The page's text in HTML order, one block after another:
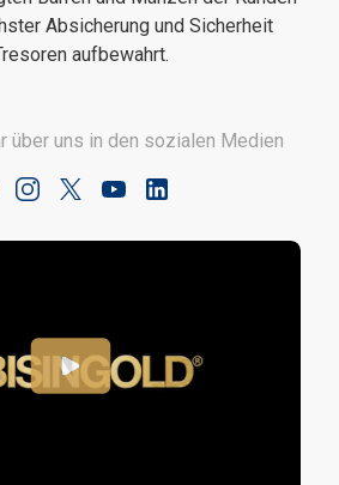
Absicherung und Sicherheit
aufbewahrt.
über uns in den sozialen Medien